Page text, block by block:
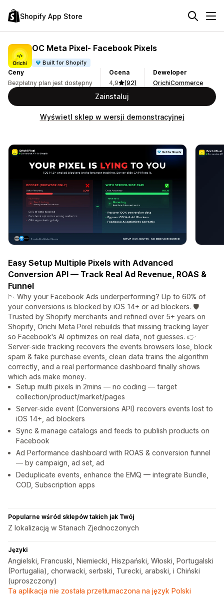
Shopify App Store
OC Meta Pixel‑ Facebook Pixels
Built for Shopify
Ceny
Bezpłatny plan jest dostępny
Ocena
4,9
(92)
Deweloper
OrichiCommerce
Zainstaluj
Wyświetl sklep w wersji demonstracyjnej
Easy Setup Multiple Pixels with Advanced
Conversion API — Track Real Ad Revenue, ROAS &
Funnel
📉 Why your Facebook Ads underperforming? Up to 60% of
your conversions is blocked by iOS 14+ or ad blockers. 🛡️
Trusted by Shopify merchants and refined over 5+ years on
Shopify, Orichi Meta Pixel rebuilds that missing tracking layer
so Facebook's AI optimizes on real data, not guesses. 👉
Server-side tracking recovers the events browsers lose, block
spam & fake purchase events, clean data trains the algorithm
correctly, and a real performance dashboard finally shows
which ads make money.
Setup multi pixels in 2mins — no coding — target
collection/product/market/pages
Server-side event (Conversions API) recovers events lost to
iOS 14+, ad blockers
Sync & manage catalogs and feeds to publish products on
Facebook
Ad Performance dashboard with ROAS & conversion funnel
— by campaign, ad set, ad
Deduplicate events, enhance the EMQ — integrate Bundle,
COD, Subscription apps
Popularne wśród sklepów takich jak Twój
Z lokalizacją w Stanach Zjednoczonych
Języki
Angielski, Francuski, Niemiecki, Hiszpański, Włoski, Portugalski
(Portugalia), chorwacki, serbski, Turecki, arabski, i Chiński
(uproszczony)
Ta aplikacja nie została przetłumaczona na język Polski